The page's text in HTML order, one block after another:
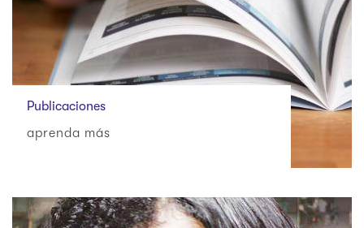
Publicaciones
aprenda más